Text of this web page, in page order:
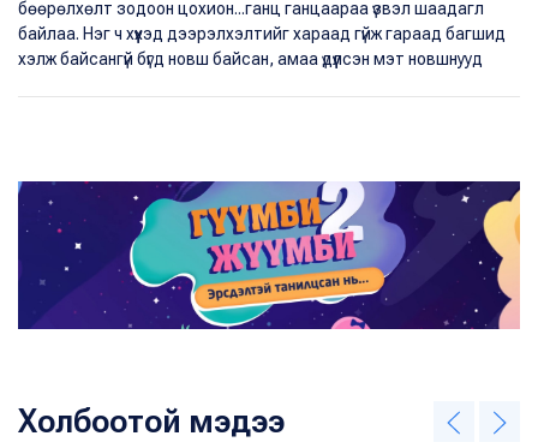
бөөрөлхөлт зодоон цохион...ганц ганцаараа үзвэл шаадагл
байлаа. Нэг ч хүүхэд дээрэлхэлтийг хараад гүйж гараад багшид
хэлж байсангүй бүгд новш байсан, амаа үдүүлсэн мэт новшнууд
Холбоотой мэдээ